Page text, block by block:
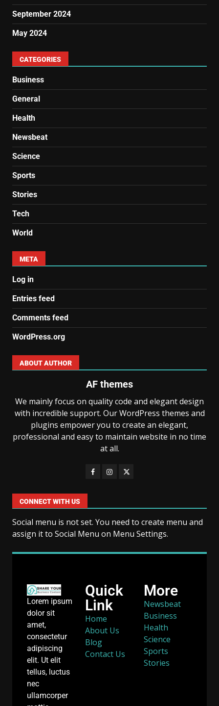
September 2024
May 2024
CATEGORIES
Business
General
Health
Newsbeat
Science
Sports
Stories
Tech
World
META
Log in
Entries feed
Comments feed
WordPress.org
ABOUT AUTHOR
AF themes
We mainly focus on quality code and elegant design
with incredible support. Our WordPress themes and
plugins empower you to create an elegant,
professional and easy to maintain website in no time
at all.
CONNECT WITH US
Social menu is not set. You need to create menu and
assign it to Social Menu on Menu Settings.
Lorem ipsum
dolor sit
amet,
consectetur
adipiscing
elit. Ut elit
tellus, luctus
nec
ullamcorper
Quick
Link
Home
About Us
Blog
Contact Us
More
Newsbeat
Business
Health
Science
Sports
Stories